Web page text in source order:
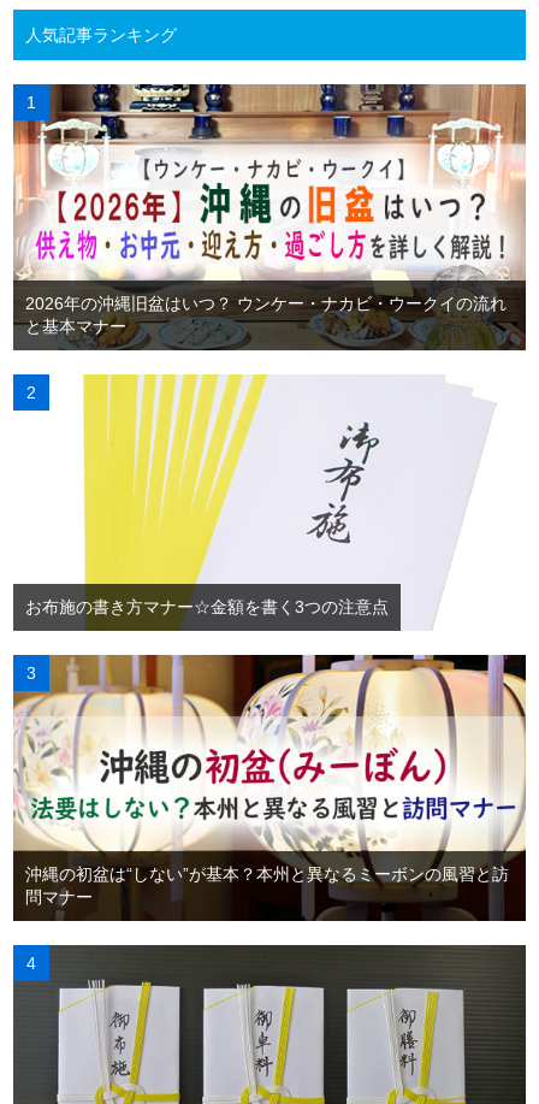
人気記事ランキング
2026年の沖縄旧盆はいつ？ ウンケー・ナカビ・ウークイの流れ
と基本マナー
お布施の書き方マナー☆金額を書く3つの注意点
沖縄の初盆は“しない”が基本？本州と異なるミーボンの風習と訪
問マナー